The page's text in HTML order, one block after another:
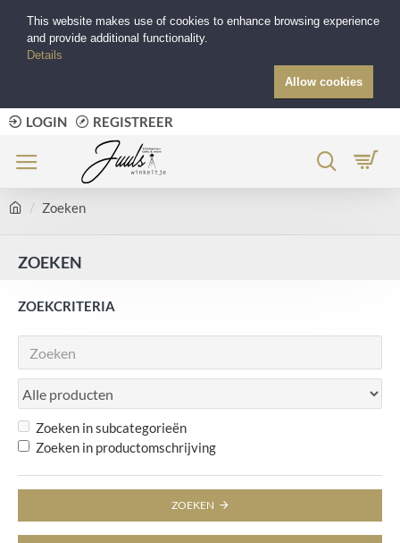
LOGIN REGISTREER
Zoeken
ZOEKEN
ZOEKCRITERIA
Zoeken in subcategorieën
Zoeken in productomschrijving
ZOEKEN
This website makes use of cookies to enhance browsing experience
and provide additional functionality.
Details
Allow cookies